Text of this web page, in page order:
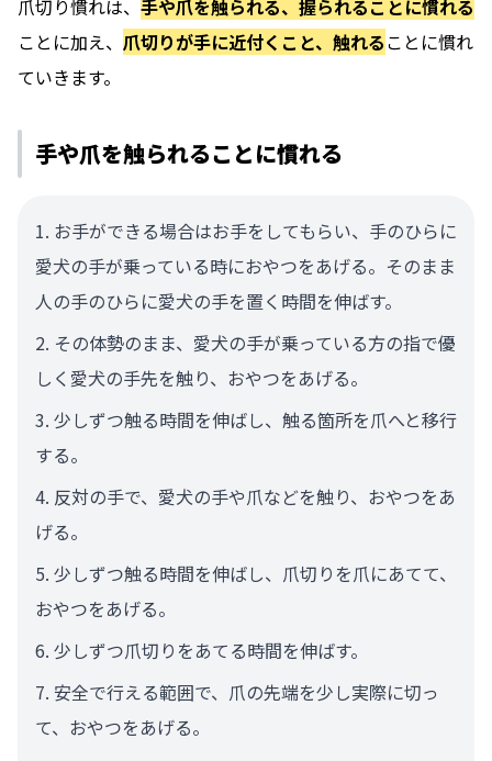
爪切り慣れは、 手や爪を触られる、握られることに慣れる
ことに加え、 爪切りが手に近付くこと、触れることに慣れ
ていきます。
手や爪を触られることに慣れる
お手ができる場合はお手をしてもらい、手のひらに
愛犬の手が乗っている時におやつをあげる。そのまま
人の手のひらに愛犬の手を置く時間を伸ばす。
その体勢のまま、愛犬の手が乗っている方の指で優
しく愛犬の手先を触り、おやつをあげる。
少しずつ触る時間を伸ばし、触る箇所を爪へと移行
する。
反対の手で、愛犬の手や爪などを触り、おやつをあ
げる。
少しずつ触る時間を伸ばし、爪切りを爪にあてて、
おやつをあげる。
少しずつ爪切りをあてる時間を伸ばす。
安全で行える範囲で、爪の先端を少し実際に切っ
て、おやつをあげる。